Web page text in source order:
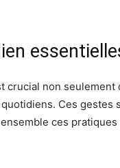
non
Ces
ces pratiques